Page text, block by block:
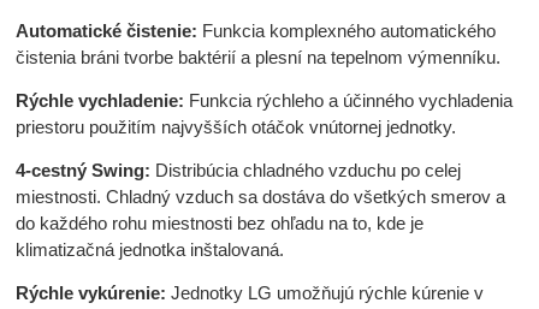
Automatické čistenie: Funkcia komplexného automatického
čistenia bráni tvorbe baktérií a plesní na tepelnom výmenníku.
Rýchle vychladenie: Funkcia rýchleho a účinného vychladenia
priestoru použitím najvyšších otáčok vnútornej jednotky.
4-cestný Swing: Distribúcia chladného vzduchu po celej
miestnosti. Chladný vzduch sa dostáva do všetkých smerov a
do každého rohu miestnosti bez ohľadu na to, kde je
klimatizačná jednotka inštalovaná.
Rýchle vykúrenie: Jednotky LG umožňujú rýchle kúrenie v